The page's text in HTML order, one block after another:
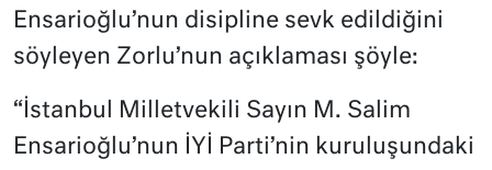
Ensarioğlu’nun disipline sevk edildiğini
söyleyen Zorlu’nun açıklaması şöyle:
“İstanbul Milletvekili Sayın M. Salim
Ensarioğlu’nun İYİ Parti’nin kuruluşundaki